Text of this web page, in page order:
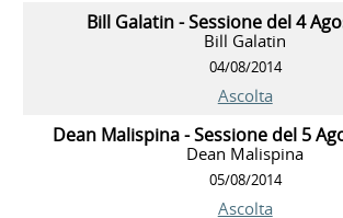
Bill Galatin - Sessione del 4
Bill Galatin
04/08/2014
Ascolta
Dean Malispina - Sessione del 5
Dean Malispina
05/08/2014
Ascolta